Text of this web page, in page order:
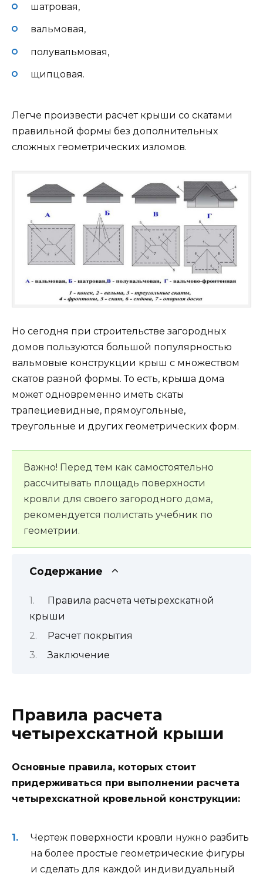
шатровая,
вальмовая,
полувальмовая,
щипцовая.
Легче произвести расчет крыши со скатами
правильной формы без дополнительных
сложных геометрических изломов.
Но сегодня при строительстве загородных
домов пользуются большой популярностью
вальмовые конструкции крыш с множеством
скатов разной формы. То есть, крыша дома
может одновременно иметь скаты
трапециевидные, прямоугольные,
треугольные и других геометрических форм.
Важно! Перед тем как самостоятельно
рассчитывать площадь поверхности
кровли для своего загородного дома,
рекомендуется полистать учебник по
геометрии.
Содержание
Правила расчета четырехскатной
крыши
Расчет покрытия
Заключение
Правила расчета
четырехскатной крыши
Основные правила, которых стоит
придерживаться при выполнении расчета
четырехскатной кровельной конструкции:
Чертеж поверхности кровли нужно разбить
на более простые геометрические фигуры
и сделать для каждой индивидуальный